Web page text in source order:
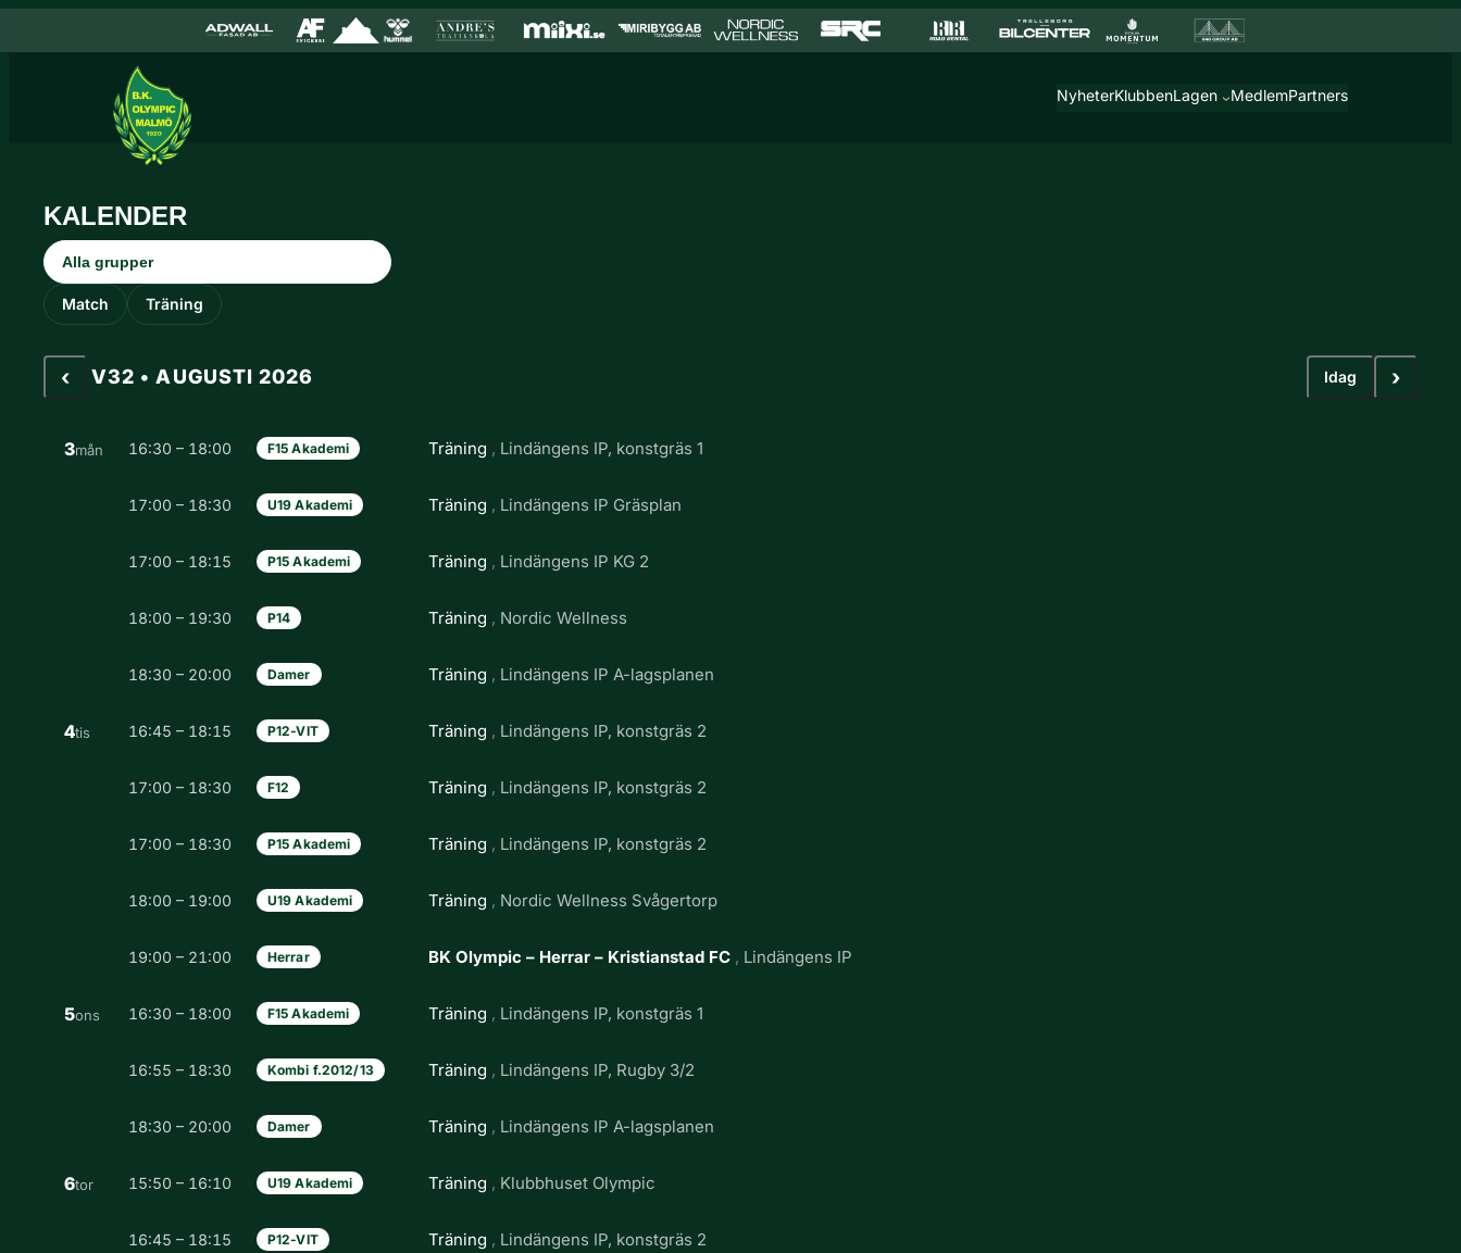
till
NyheterKlubbenLagen MedlemPartners
KALENDER
Grupp
Aktivitetstyp
Match Träning
‹ V32 • AUGUSTI 2026 Idag ›
3mån 16:30 – 18:00 F15 Akademi Träning Lindängens IP, konstgräs 1
17:00 – 18:30 U19 Akademi Träning Lindängens IP Gräsplan
17:00 – 18:15 P15 Akademi Träning Lindängens IP KG 2
18:00 – 19:30 P14 Träning Nordic Wellness
18:30 – 20:00 Damer Träning Lindängens IP A-lagsplanen
4tis 16:45 – 18:15 P12-VIT Träning Lindängens IP, konstgräs 2
17:00 – 18:30 F12 Träning Lindängens IP, konstgräs 2
17:00 – 18:30 P15 Akademi Träning Lindängens IP, konstgräs 2
18:00 – 19:00 U19 Akademi Träning Nordic Wellness Svågertorp
19:00 – 21:00 Herrar BK Olympic – Herrar – Kristianstad FC Lindängens IP
5ons 16:30 – 18:00 F15 Akademi Träning Lindängens IP, konstgräs 1
16:55 – 18:30 Kombi f.2012/13 Träning Lindängens IP, Rugby 3/2
18:30 – 20:00 Damer Träning Lindängens IP A-lagsplanen
6tor 15:50 – 16:10 U19 Akademi Träning Klubbhuset Olympic
16:45 – 18:15 P12-VIT Träning Lindängens IP, konstgräs 2